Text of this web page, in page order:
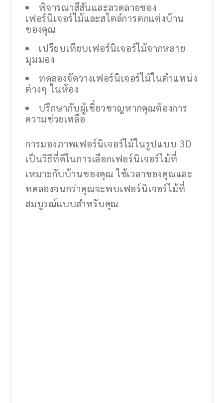
พิจารณาสีสันและลวดลายของ
เฟอร์นิเจอร์ไม้และสไตล์การตกแต่งบ้าน
ของคุณ
เปรียบเทียบเฟอร์นิเจอร์ไม้จากหลาย
มุมมอง
ทดลองจัดวางเฟอร์นิเจอร์ไม้ในตำแหน่ง
ต่างๆ ในห้อง
ปรึกษากับผู้เชี่ยวชาญหากคุณต้องการ
ความช่วยเหลือ
การมองภาพเฟอร์นิเจอร์ไม้ในรูปแบบ 3D
เป็นวิธีที่ดีในการเลือกเฟอร์นิเจอร์ไม้ที่
เหมาะกับบ้านของคุณ ใช้เวลาของคุณและ
ทดลองจนกว่าคุณจะพบเฟอร์นิเจอร์ไม้ที่
สมบูรณ์แบบสำหรับคุณ